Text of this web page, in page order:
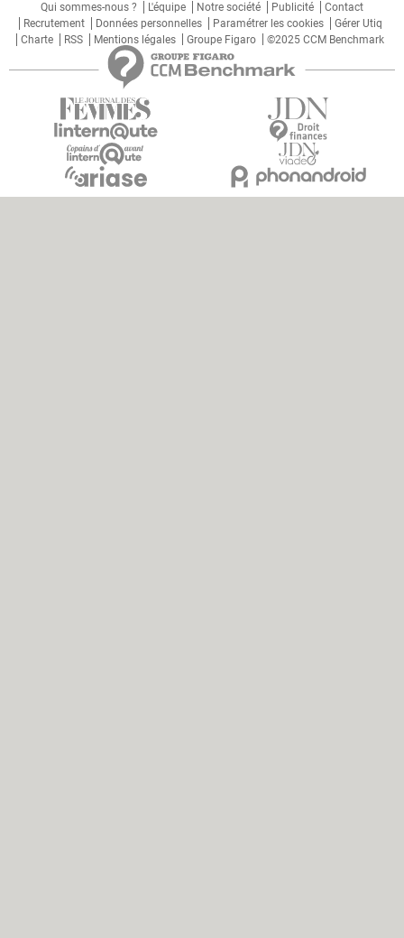
Qui sommes-nous ? L'équipe Notre société Publicité
Contact
Recrutement
Données personnelles Paramétrer les cookies
Gérer Utiq
Charte
RSS Mentions légales Groupe Figaro ©2025 CCM Benchmark